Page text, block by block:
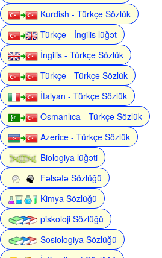
Kurdish - Türkçe Sözlük
Türkçe - İngilis lüğət
İngilis - Türkçe Sözlük
Türkçe - Türkçe Sözlük
İtalyan - Türkçe Sözlük
Osmanlıca - Türkçe Sözlük
Azerice - Türkçe Sözlük
Biologiya lüğəti
Fəlsəfə Sözlüğü
Kimya Sözlüğü
piskoloji Sözlüğü
Sosiologiya Sözlüğü